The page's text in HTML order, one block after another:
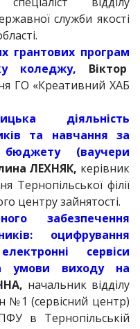
служби якості
грантових програм
коледжу,
Віктор
ГО «Креативний ХАБ
діяльність
та навчання за
(ваучери
ЛЕХНЯК, керівник
Тернопільської філії
центру зайнятості.
забезпечення
оцифрування
сервіси
умови виходу на
начальник відділу
№1 (сервісний центр)
в Тернопільській